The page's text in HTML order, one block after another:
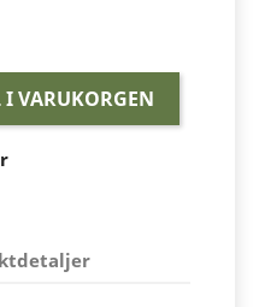
I VARUKORGEN